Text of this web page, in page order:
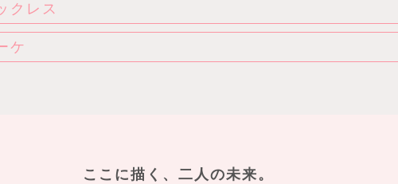
クレス
ケ
ここに描く、二人の未来。